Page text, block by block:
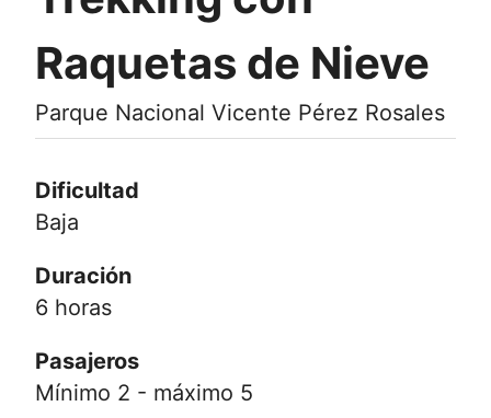
Raquetas de Nieve
Parque Nacional Vicente Pérez Rosales
Dificultad
Baja
Duración
6 horas
Pasajeros
Mínimo 2 - máximo 5